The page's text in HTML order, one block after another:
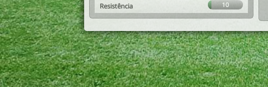
Resistência 10